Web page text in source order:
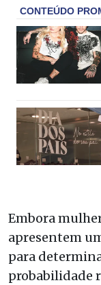
Embora
apresentem
para
probabilidade